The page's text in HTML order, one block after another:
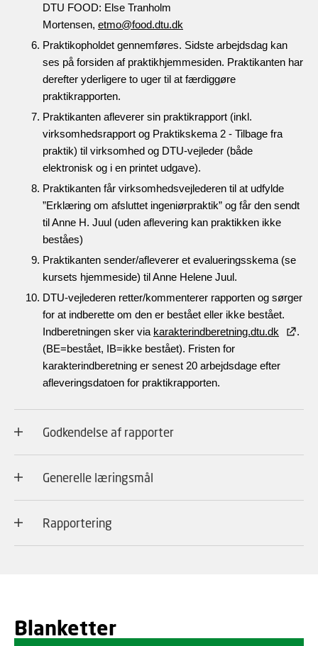
DTU FOOD: Else Tranholm
Mortensen, etmo@food.dtu.dk
Praktikopholdet gennemføres. Sidste arbejdsdag kan
ses på forsiden af praktikhjemmesiden. Praktikanten har
derefter yderligere to uger til at færdiggøre
praktikrapporten.
Praktikanten afleverer sin praktikrapport (inkl.
virksomhedsrapport og Praktikskema 2 - Tilbage fra
praktik) til virksomhed og DTU-vejleder (både
elektronisk og i en printet udgave).
Praktikanten får virksomhedsvejlederen til at udfylde
”Erklæring om afsluttet ingeniørpraktik” og får den sendt
til Anne H. Juul (uden aflevering kan praktikken ikke
beståes)
Praktikanten sender/afleverer et evalueringsskema (se
kursets hjemmeside) til Anne Helene Juul.
DTU-vejlederen retter/kommenterer rapporten og sørger
for at indberette om den er bestået eller ikke bestået.
Indberetningen sker via karakterindberetning.dtu.dk
.
(BE=bestået, IB=ikke bestået). Fristen for
karakterindberetning er senest 20 arbejdsdage efter
afleveringsdatoen for praktikrapporten.
Godkendelse af rapporter
Generelle læringsmål
Rapportering
Blanketter